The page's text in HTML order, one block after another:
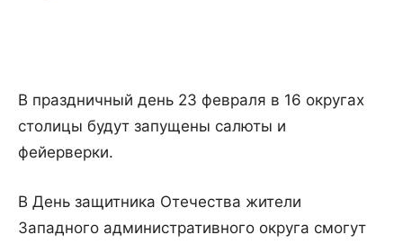
В праздничный день 23 февраля в 16 округах
столицы будут запущены салюты и
фейерверки.
В День защитника Отечества жители
Западного административного округа смогут